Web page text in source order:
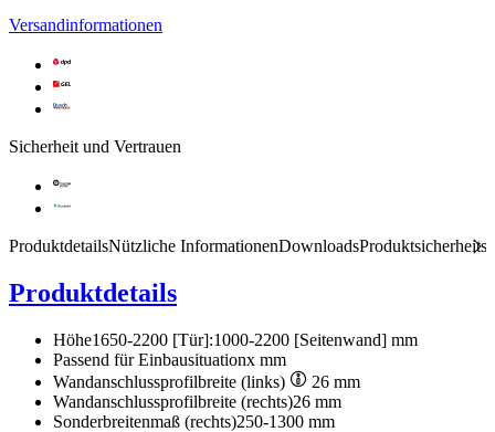
Versandinformationen
Sicherheit und Vertrauen
Produktdetails
Produktdetails
Höhe1650-2200 [Tür]:1000-2200 [Seitenwand] mm
Passend für Einbausituationx mm
Wandanschlussprofilbreite (links)
26 mm
Wandanschlussprofilbreite (rechts)26 mm
Sonderbreitenmaß (rechts)250-1300 mm
Nützliche InformationenDownloads